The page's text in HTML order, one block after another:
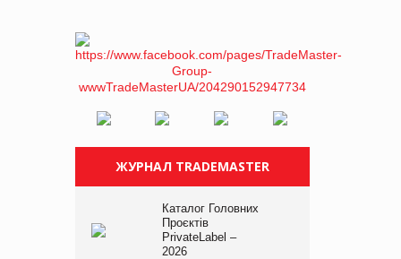
ЖУРНАЛ TRADEMASTER
Каталог Головних
Проєктів
PrivateLabel –
2026